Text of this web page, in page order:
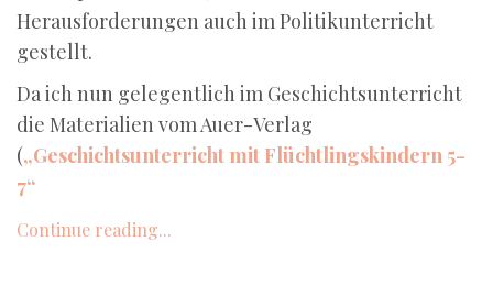
Herausforderungen auch im Politikunterricht
gestellt.
Da ich nun gelegentlich im Geschichtsunterricht
die Materialien vom Auer-Verlag
(„Geschichtsunterricht mit Flüchtlingskindern 5-
7“
Continue reading...